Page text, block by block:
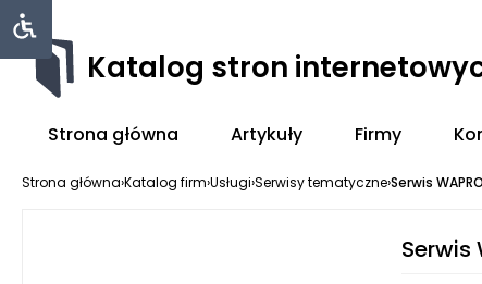
Katalog stron
Strona główna Artykuły Firmy
Strona główna›Katalog firm›Usługi›Serwisy tematyczne›Serwis
Serwis